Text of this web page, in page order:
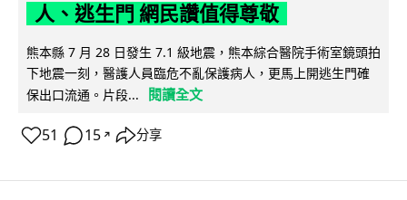
人、逃生門 網民讚值得尊敬
熊本縣 7 月 28 日發生 7.1 級地震，熊本綜合醫院手術室鏡頭拍
下地震一刻，醫護人員臨危不亂保護病人，更馬上開逃生門確
保出口流通。片段...
閱讀全文
51 15 ↗ 分享